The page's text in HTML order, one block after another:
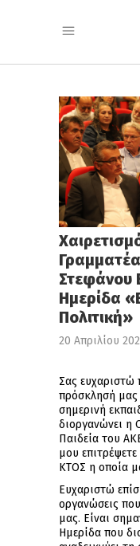
Στεφάνου
Ημερίδα
Πολιτική»
20 Απριλίου
Σας ευχαριστώ
πρόσκλησή μας
σημερινή
διοργανώνει η
Παιδεία του
μου
ΚΤΟΣ η οποία
Ευχαριστώ
οργανώσεις
μας. Είναι
Ημερίδα που